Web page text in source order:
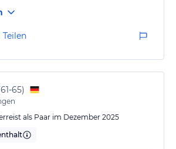
Original Sacher-Würfel als
Kataloginformationen. Alle Angaben
Prüfung durch HolidayCheck. Bitte
Teilen
61-65)
als Paar im Dezember 2025